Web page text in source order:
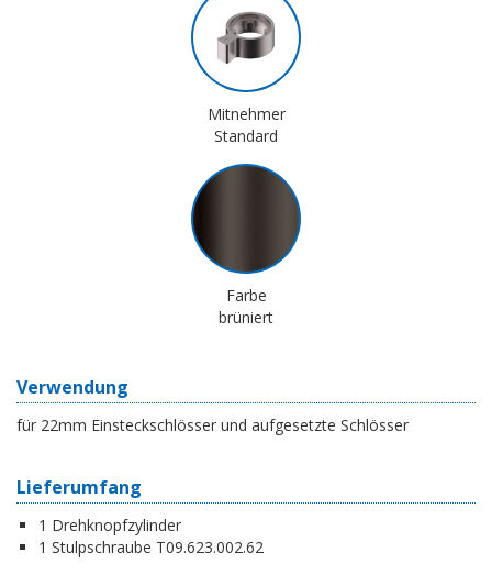
Mitnehmer
Standard
Farbe
brüniert
Verwendung
für 22mm Einsteckschlösser und aufgesetzte Schlösser
Lieferumfang
1 Drehknopfzylinder
1 Stulpschraube T09.623.002.62